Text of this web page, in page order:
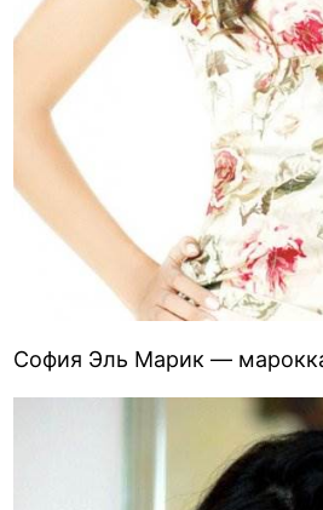
София Эль Марик —